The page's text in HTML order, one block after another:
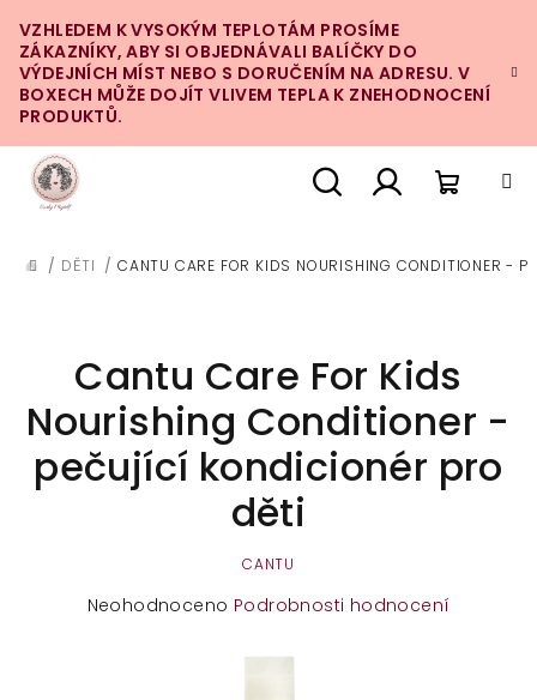
na
obsah
VZHLEDEM K VYSOKÝM TEPLOTÁM PROSÍME
ZÁKAZNÍKY, ABY SI OBJEDNÁVALI BALÍČKY DO
VÝDEJNÍCH MÍST NEBO S DORUČENÍM NA ADRESU. V
BOXECH MŮŽE DOJÍT VLIVEM TEPLA K ZNEHODNOCENÍ
PRODUKTŮ.
DOMŮ
/ DĚTI / CANTU CARE FOR KIDS NOURISHING CONDITIONER -
Cantu Care For Kids
Nourishing Conditioner -
pečující kondicionér pro
děti
CANTU
Průměrné
Neohodnoceno Podrobnosti hodnocení